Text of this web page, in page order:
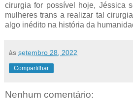
cirurgia for possível hoje, Jéssica
mulheres trans a realizar tal
algo inédito na história da
às setembro 28, 2022
Compartilhar
Nenhum comentário: